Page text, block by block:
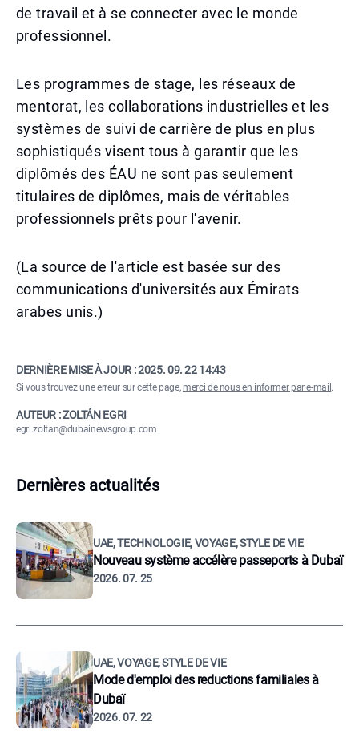
de travail et à se connecter avec le monde
professionnel.
Les programmes de stage, les réseaux de
mentorat, les collaborations industrielles et les
systèmes de suivi de carrière de plus en plus
sophistiqués visent tous à garantir que les
diplômés des ÉAU ne sont pas seulement
titulaires de diplômes, mais de véritables
professionnels prêts pour l'avenir.
(La source de l'article est basée sur des
communications d'universités aux Émirats
arabes unis.)
DERNIÈRE MISE À JOUR :2025. 09. 22 14:43
Si vous trouvez une erreur sur cette page,merci de nous en informer par e-mail .
AUTEUR : ZOLTÁN EGRI
egri.zoltan@dubainewsgroup.com
Dernières actualités
UAE, TECHNOLOGIE, VOYAGE, STYLE DE VIE
Nouveau système accélère passeports à Dubaï
2026. 07. 25
UAE, VOYAGE, STYLE DE VIE
Mode d'emploi des reductions familiales à
Dubaï
2026. 07. 22